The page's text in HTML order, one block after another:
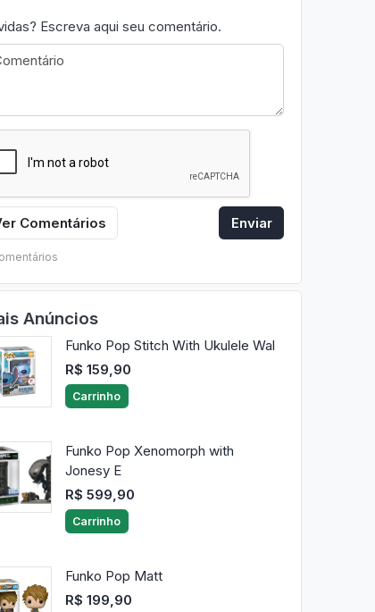
Escreva aqui seu comentário.
Comentários Enviar
Anúncios
Funko Pop Stitch With Ukulele Wal
R$ 159,90
Carrinho
Funko Pop Xenomorph with
Jonesy E
R$ 599,90
Carrinho
Funko Pop Matt
R$ 199,90